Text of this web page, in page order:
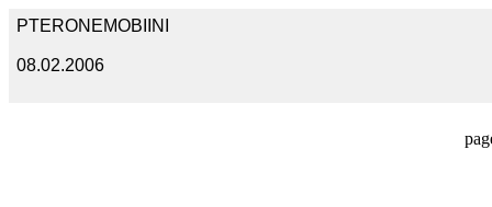
PTERONEMOBIINI
08.02.2006